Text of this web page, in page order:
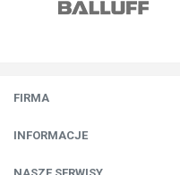
FIRMA
INFORMACJE